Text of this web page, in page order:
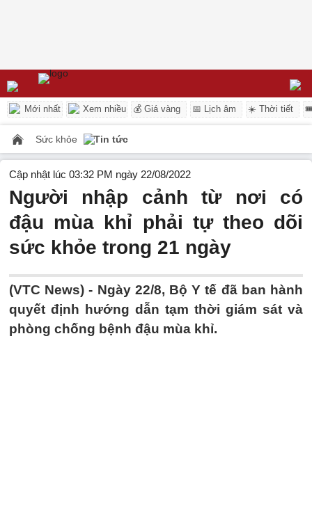
Mới nhất Xem nhiều 💰 Giá vàng 📅 Lịch âm ☀️ Thời tiết
Sức khỏe Tin tức
Cập nhật lúc 03:32 PM ngày 22/08/2022
Người nhập cảnh từ nơi có
đậu mùa khỉ phải tự theo dõi
sức khỏe trong 21 ngày
(VTC News) - Ngày 22/8, Bộ Y tế đã ban hành
quyết định hướng dẫn tạm thời giám sát và
phòng chống bệnh đậu mùa khỉ.